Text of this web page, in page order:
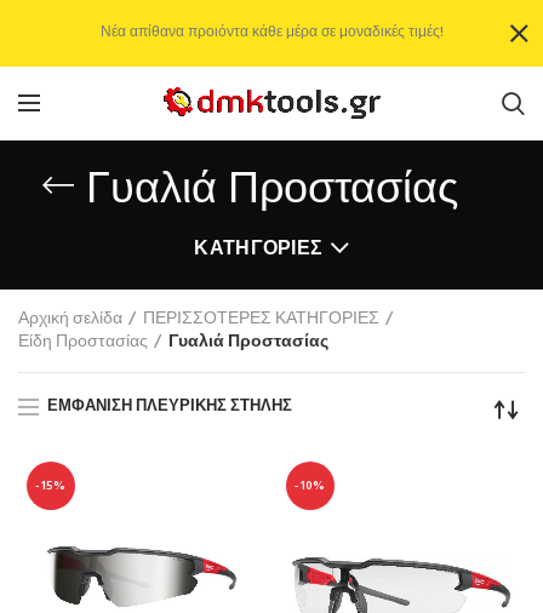
Γυαλιά Προστασίας
ΚΑΤΗΓΟΡΊΕΣ
Αρχική σελίδα
ΠΕΡΙΣΣΟΤΕΡΕΣ ΚΑΤΗΓΟΡΙΕΣ
Είδη Προστασίας
Γυαλιά Προστασίας
ΕΜΦΆΝΙΣΗ ΠΛΕΥΡΙΚΉΣ ΣΤΉΛΗΣ
-15% -10%
Νέα απίθανα προιόντα κάθε μέρα σε μοναδικές τιμές!